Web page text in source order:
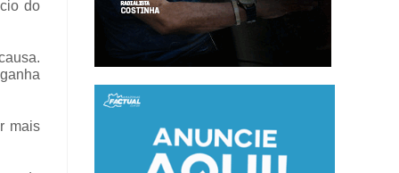
do
mais